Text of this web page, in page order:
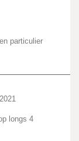
particulier
longs 4